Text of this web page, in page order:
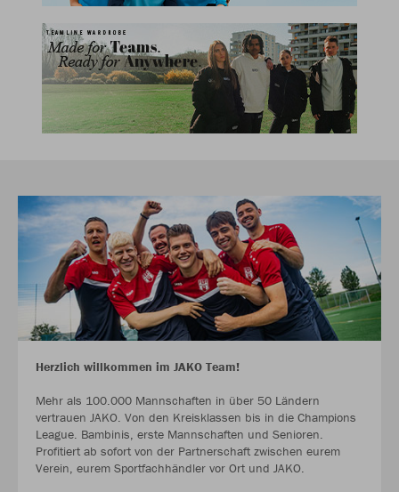
Herzlich willkommen im JAKO Team!
Mehr als 100.000 Mannschaften in über 50 Ländern
vertrauen JAKO. Von den Kreisklassen bis in die Champions
League. Bambinis, erste Mannschaften und Senioren.
Profitiert ab sofort von der Partnerschaft zwischen eurem
Verein, eurem Sportfachhändler vor Ort und JAKO.